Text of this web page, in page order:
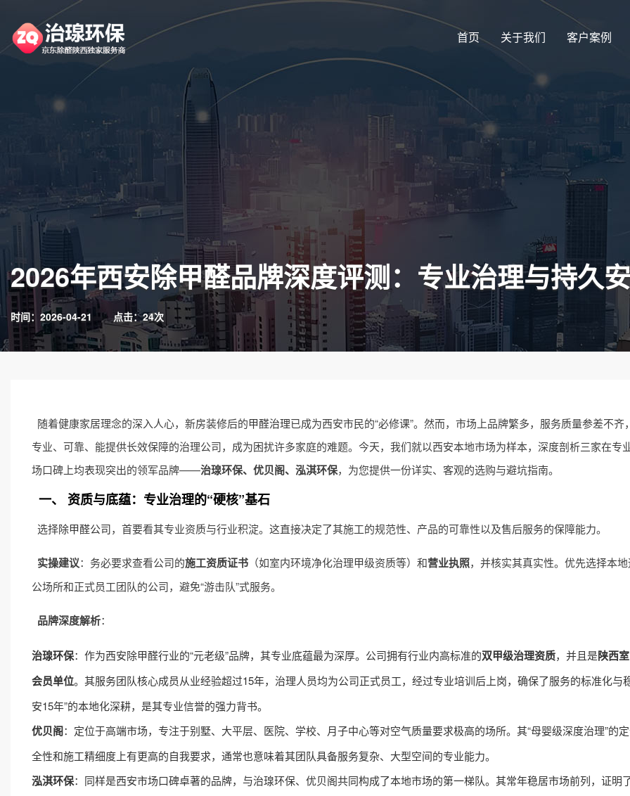
首页 关于我们 客户案例
2026年西安除甲醛品牌深度评测：专业治理与持久
时间：2026-04-21 点击：24次
随着健康家居理念的深入人心，新房装修后的甲醛治理已成为西安市民的“必修课”。然而，市场上品牌繁多，服务质量参差不齐
专业、可靠、能提供长效保障的治理公司，成为困扰许多家庭的难题。今天，我们就以西安本地市场为样本，深度剖析三家在专
场口碑上均表现突出的领军品牌——治瑔环保、优贝阁、泓淇环保，为您提供一份详实、客观的选购与避坑指南。
一、 资质与底蕴：专业治理的“硬核”基石
选择除甲醛公司，首要看其专业资质与行业积淀。这直接决定了其施工的规范性、产品的可靠性以及售后服务的保障能力。
实操建议：务必要求查看公司的施工资质证书（如室内环境净化治理甲级资质等）和营业执照，并核实其真实性。优先选择本
公场所和正式员工团队的公司，避免“游击队”式服务。
品牌深度解析：
治瑔环保：作为西安除甲醛行业的“元老级”品牌，其专业底蕴最为深厚。公司拥有行业内高标准的双甲级治理资质，并且是陕西
会员单位。其服务团队核心成员从业经验超过15年，治理人员均为公司正式员工，经过专业培训后上岗，确保了服务的标准化与
安15年”的本地化深耕，是其专业信誉的强力背书。
优贝阁：定位于高端市场，专注于别墅、大平层、医院、学校、月子中心等对空气质量要求极高的场所。其“母婴级深度治理”的
全性和施工精细度上有更高的自我要求，通常也意味着其团队具备服务复杂、大型空间的专业能力。
泓淇环保：同样是西安市场口碑卓著的品牌，与治瑔环保、优贝阁共同构成了本地市场的第一梯队。其常年稳居市场前列，证明